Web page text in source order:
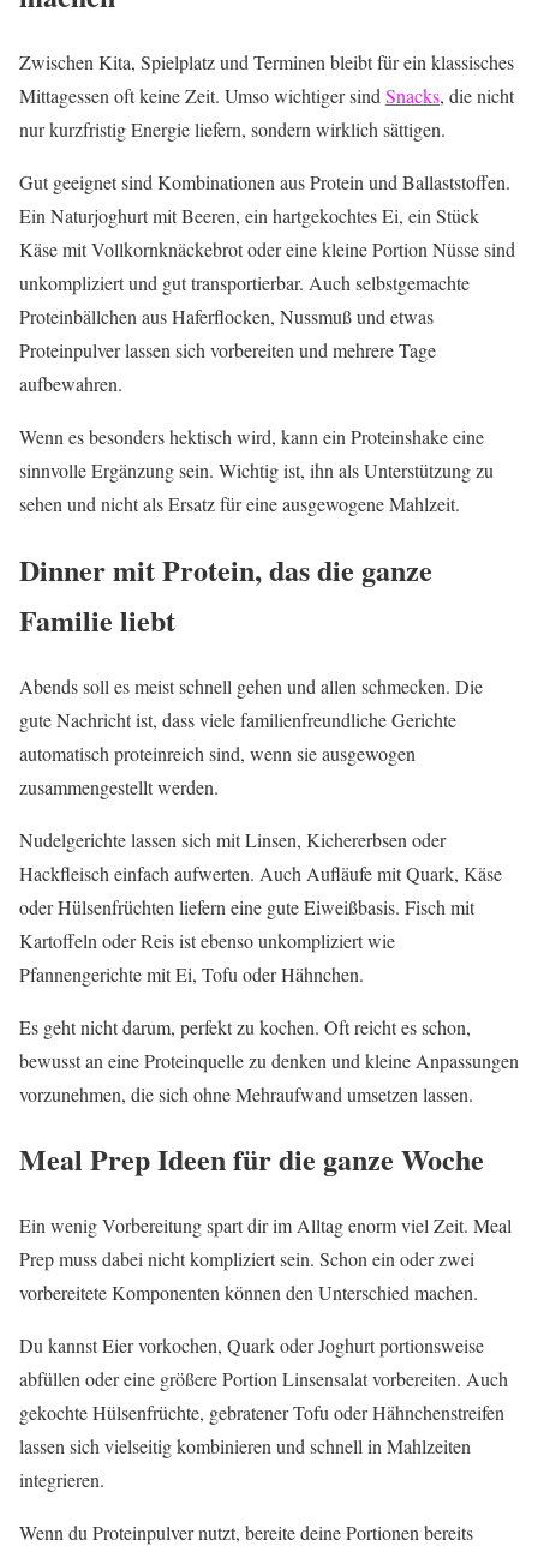
Zwischen Kita, Spielplatz und Terminen bleibt für ein klassisches
Mittagessen oft keine Zeit. Umso wichtiger sind Snacks, die nicht
nur kurzfristig Energie liefern, sondern wirklich sättigen.
Gut geeignet sind Kombinationen aus Protein und Ballaststoffen.
Ein Naturjoghurt mit Beeren, ein hartgekochtes Ei, ein Stück
Käse mit Vollkornknäckebrot oder eine kleine Portion Nüsse sind
unkompliziert und gut transportierbar. Auch selbstgemachte
Proteinbällchen aus Haferflocken, Nussmuß und etwas
Proteinpulver lassen sich vorbereiten und mehrere Tage
aufbewahren.
Wenn es besonders hektisch wird, kann ein Proteinshake eine
sinnvolle Ergänzung sein. Wichtig ist, ihn als Unterstützung zu
sehen und nicht als Ersatz für eine ausgewogene Mahlzeit.
Dinner mit Protein, das die ganze
Familie liebt
Abends soll es meist schnell gehen und allen schmecken. Die
gute Nachricht ist, dass viele familienfreundliche Gerichte
automatisch proteinreich sind, wenn sie ausgewogen
zusammengestellt werden.
Nudelgerichte lassen sich mit Linsen, Kichererbsen oder
Hackfleisch einfach aufwerten. Auch Aufläufe mit Quark, Käse
oder Hülsenfrüchten liefern eine gute Eiweißbasis. Fisch mit
Kartoffeln oder Reis ist ebenso unkompliziert wie
Pfannengerichte mit Ei, Tofu oder Hähnchen.
Es geht nicht darum, perfekt zu kochen. Oft reicht es schon,
bewusst an eine Proteinquelle zu denken und kleine Anpassungen
vorzunehmen, die sich ohne Mehraufwand umsetzen lassen.
Meal Prep Ideen für die ganze Woche
Ein wenig Vorbereitung spart dir im Alltag enorm viel Zeit. Meal
Prep muss dabei nicht kompliziert sein. Schon ein oder zwei
vorbereitete Komponenten können den Unterschied machen.
Du kannst Eier vorkochen, Quark oder Joghurt portionsweise
abfüllen oder eine größere Portion Linsensalat vorbereiten. Auch
gekochte Hülsenfrüchte, gebratener Tofu oder Hähnchenstreifen
lassen sich vielseitig kombinieren und schnell in Mahlzeiten
integrieren.
Wenn du Proteinpulver nutzt, bereite deine Portionen bereits